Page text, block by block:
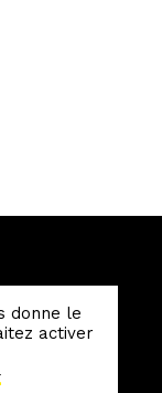
donne le
activer